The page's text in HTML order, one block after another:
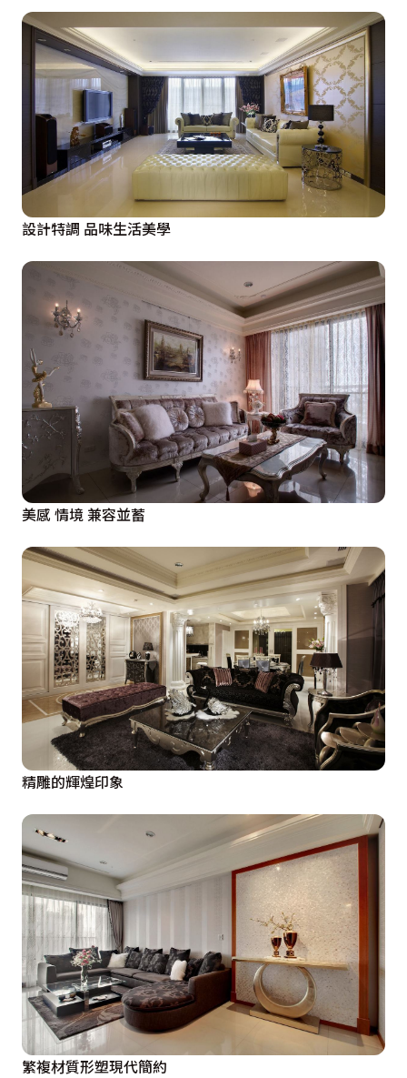
設計特調 品味生活美學
美感 情境 兼容並蓄
精雕的輝煌印象
繁複材質形塑現代簡約